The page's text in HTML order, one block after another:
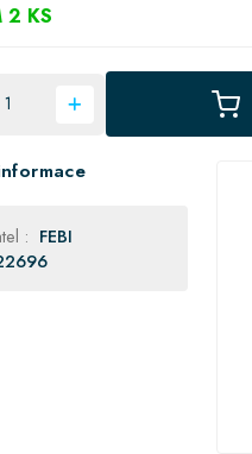
2 KS
: FEBI